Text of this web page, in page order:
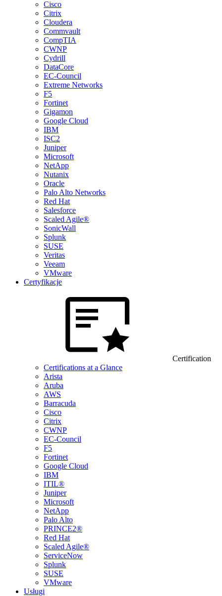
Cisco
Citrix
Cloudera
Commvault
CompTIA
CWNP
Cydrill
DataCore
EC-Council
Extreme Networks
F5
Fortinet
Gigamon
Google Cloud
IBM
ISC2
Juniper
Microsoft
NetApp
Nutanix
Oracle
Palo Alto Networks
Red Hat
Salesforce
Scaled Agile®
SonicWall
Splunk
SUSE
Veritas
Veeam
VMware
Certyfikacje
Certification
Certifications at a Glance
Arista
Aruba
AWS
Barracuda
Cisco
Citrix
CWNP
EC-Council
F5
Fortinet
Google Cloud
IBM
ITIL®
Juniper
Microsoft
NetApp
Palo Alto
PRINCE2®
Red Hat
Scaled Agile®
ServiceNow
Splunk
SUSE
VMware
Usługi